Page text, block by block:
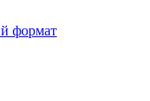
формат